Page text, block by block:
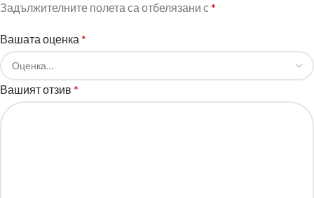
Задължителните полета са отбелязани с*
Вашата оценка *
Вашият отзив *